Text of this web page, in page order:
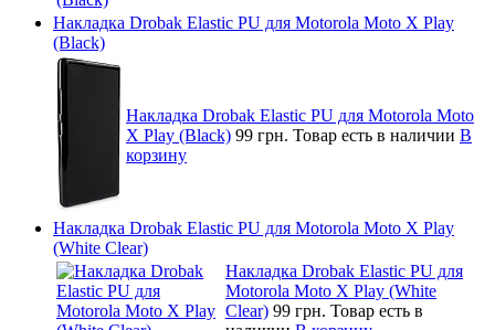
Накладка Drobak Elastic PU для Motorola Moto X Play
(Black)
Накладка Drobak Elastic PU для Motorola Moto
X Play (Black) 99 грн. Товар есть в наличии В
корзину
Накладка Drobak Elastic PU для Motorola Moto X Play
(White Clear)
Накладка Drobak Elastic PU для
Motorola Moto X Play (White
Clear) 99 грн. Товар есть в